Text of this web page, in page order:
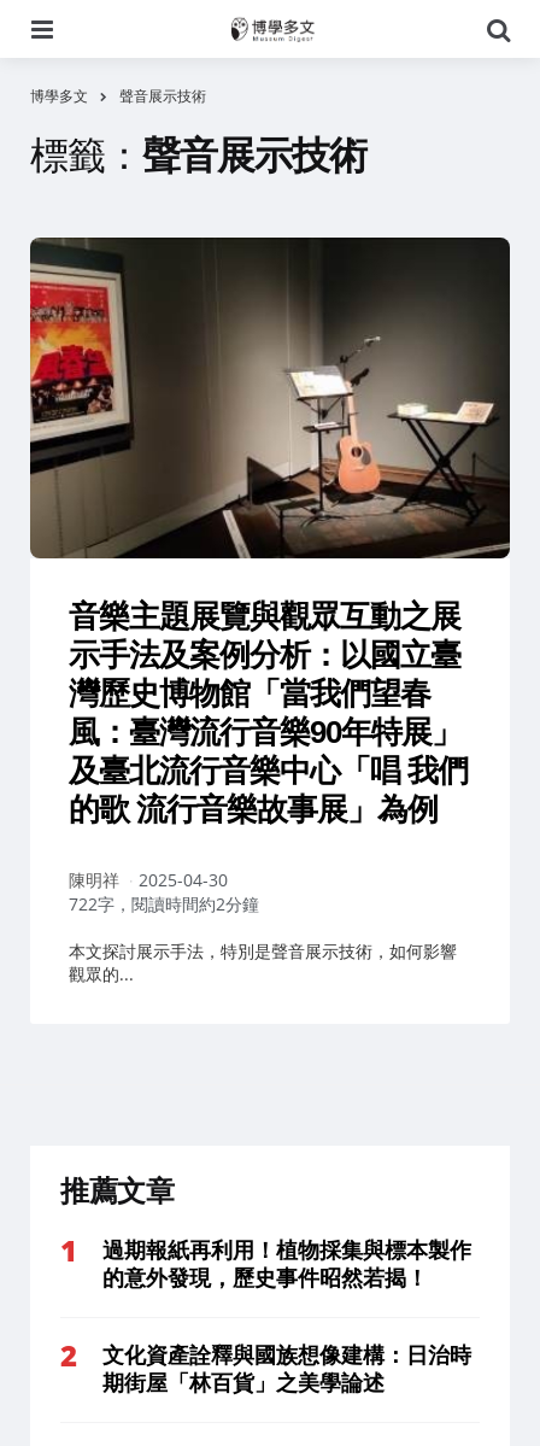
尋
博學多文 聲音展示技術
標籤： 聲音展示技術
音樂主題展覽與觀眾互動之展
示手法及案例分析：以國立臺
灣歷史博物館「當我們望春
風：臺灣流行音樂90年特展」
及臺北流行音樂中心「唱 我們
的歌 流行音樂故事展」為例
作
者：
陳明祥
2025-04-30
722字，閱讀時間約2分鐘
本文探討展示手法，特別是聲音展示技術，如何影響
觀眾的...
推薦文章
過期報紙再利用！植物採集與標本製作
的意外發現，歷史事件昭然若揭！
文化資產詮釋與國族想像建構：日治時
期街屋「林百貨」之美學論述